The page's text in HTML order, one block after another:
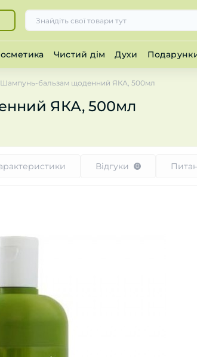
Чистий дім Духи
Шампунь-бальзам щоденний ЯКА, 500мл
ЯКА, 500мл
Відгуки 0